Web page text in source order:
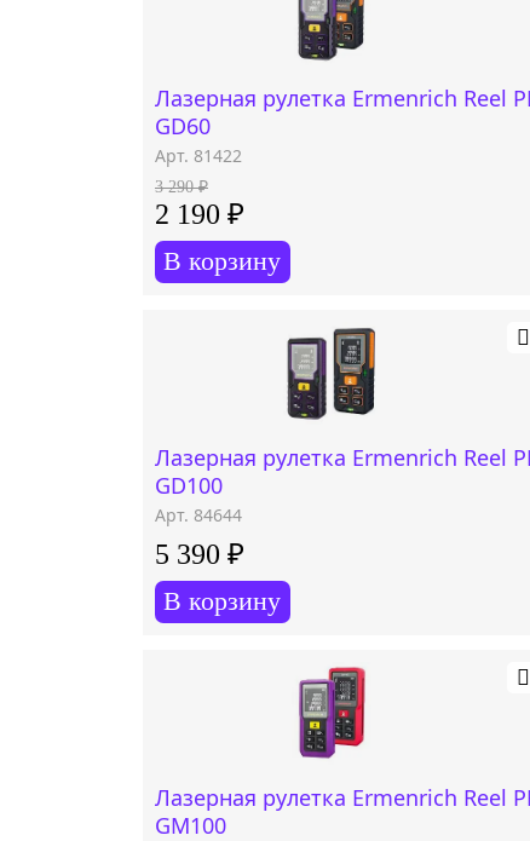
Лазерная рулетка Ermenrich Reel
GD60
Арт. 81422
2 190 ₽
3 290 ₽
В корзину
Лазерная рулетка Ermenrich Reel
GD100
Арт. 84644
5 390 ₽
В корзину
Лазерная рулетка Ermenrich Reel
GM100